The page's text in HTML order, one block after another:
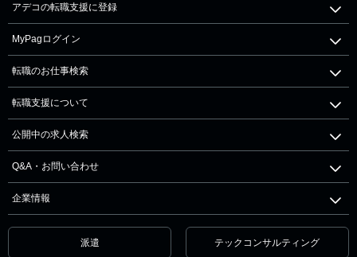
アデコの転職支援に登録
MyPagログイン
転職のお仕事検索
転職支援について
公開中の求人検索
Q&A・お問い合わせ
企業情報
派遣 テックコンサルティング